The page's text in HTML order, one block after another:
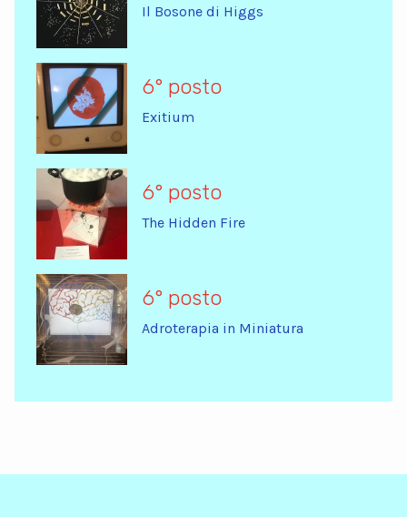
Il Bosone di Higgs
6° posto
Exitium
6° posto
The Hidden Fire
6° posto
Adroterapia in Miniatura